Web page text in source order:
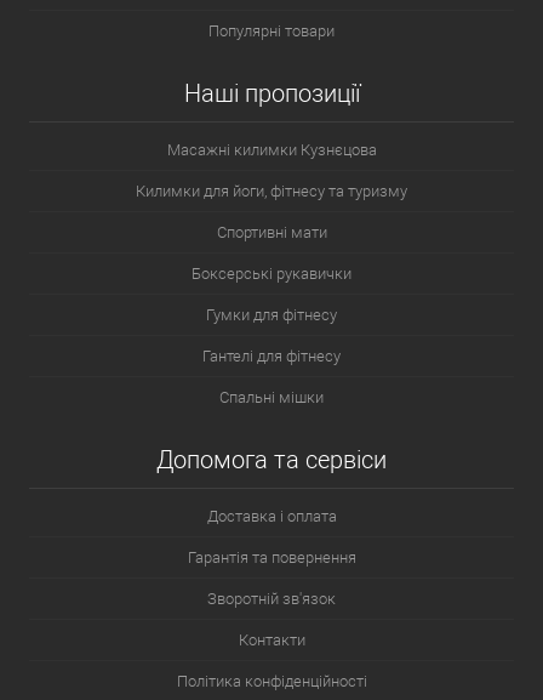
Популярні товари
Наші пропозиції
Масажні килимки Кузнєцова
Килимки для йоги, фітнесу та туризму
Спортивні мати
Боксерські рукавички
Гумки для фітнесу
Гантелі для фітнесу
Спальні мішки
Допомога та сервіси
Доставка і оплата
Гарантія та повернення
Зворотній зв'язок
Контакти
Політика конфіденційності